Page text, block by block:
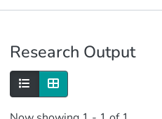
Research Output